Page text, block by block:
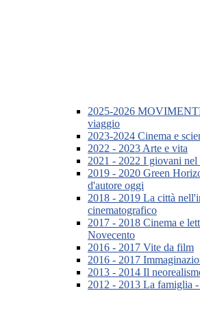
2025-2026
viaggio
2023-2024 Cinema e
2022 - 2023 Arte e vita
2021 - 2022 I giovani nel
2019 - 2020 Green
d'autore oggi
2018 - 2019 La città
cinematografico
2017 - 2018 Cinema e
Novecento
2016 - 2017 Vite da film
2016 - 2017
2013 - 2014 Il
2012 - 2013 La famiglia